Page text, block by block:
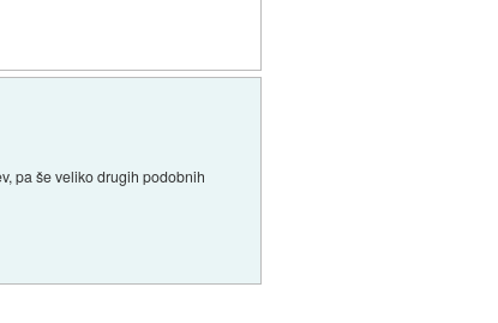
pa še veliko drugih podobnih